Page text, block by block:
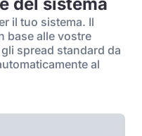
il tuo sistema. Il
base alle vostre
spread standard da
al